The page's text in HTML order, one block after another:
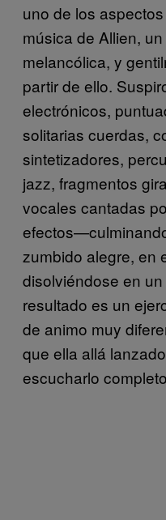
uno de los
música de Allien,
melancólica, y
partir de ello.
electrónicos,
solitarias cuerdas,
sintetizadores,
jazz, fragmentos
vocales cantadas
zumbido alegre, en
disolviéndose en
resultado es un
de animo muy
que ella allá
escucharlo